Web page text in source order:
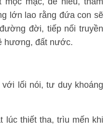
lớn lao rằng đứa con sẽ
đời, tiếp nối truyền
hương, đất nước.
lối nói, tư duy khoáng
lúc thiết tha, trìu mến khi